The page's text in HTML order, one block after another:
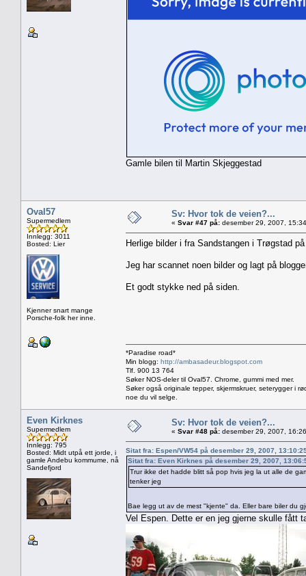
Gamle bilen til Martin Skjeggestad
Oval57
Supermedlem
Innlegg: 3011
Bosted: Lier
Kjenner snart mange
Porsche-folk her inne.
Sv: Hvor tok de veien?...
« Svar #47 på: desember 29, 2007,
Herlige bilder i fra Sandstangen i Trøgstad
Jeg har scannet noen bilder og lagt på
Et godt stykke ned på siden.
*Paradise road*
Min blogg: http://ambasadeur.blogspot.com
Tlf. 900 13 764
Søker NOS-deler til Oval57. Chrome, gummi med mer.
Søker også originale tepper, skjermskruer, seterygger i
noe du vil selge.
Even Kirknes
Supermedlem
Innlegg: 795
Bosted: Midt utpå ett jorde, i
gamle Andebu kommume, nå
Sandefjord
Sv: Hvor tok de veien?...
« Svar #48 på: desember 29, 2007,
Sitat fra: Espen/VW54 på desember 29, 2007,
Sitat fra: Even Kirknes på desember 29, 2007,
Trur ikke det hadde blitt så pop hvis jeg la ut alle de
tenker jeg
Bae legg ut av de mest "kjente" da. Eller bare biler du
Vel Espen. Dette er en jeg gjerne skulle fått